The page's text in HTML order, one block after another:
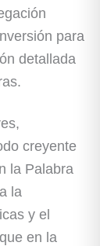
para
detallada
creyente
la Palabra
la
y el
en la